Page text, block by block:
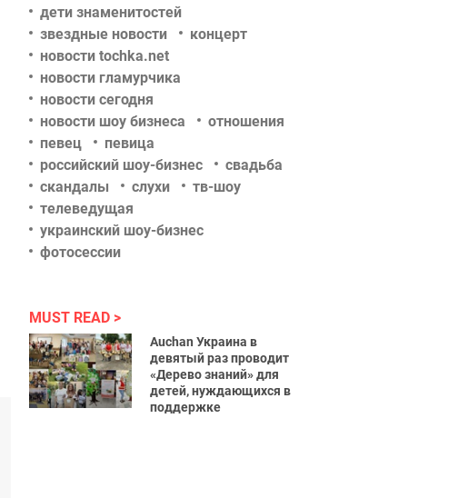
дети знаменитостей
звездные новости
концерт
новости tochka.net
новости гламурчика
новости сегодня
новости шоу бизнеса
отношения
певец
певица
российский шоу-бизнес
свадьба
скандалы
слухи
тв-шоу
телеведущая
украинский шоу-бизнес
фотосессии
MUST READ
Auchan Украина в
девятый раз проводит
«Дерево знаний» для
детей, нуждающихся в
поддержке